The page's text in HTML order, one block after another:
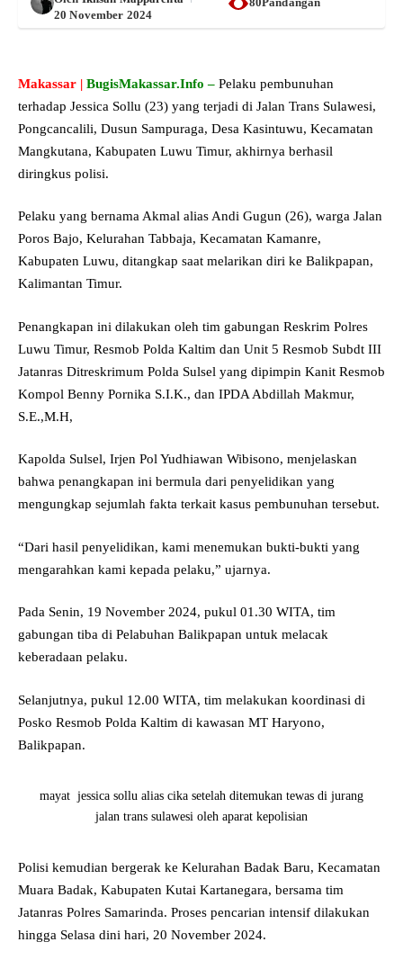
80Pandangan
20 November 2024
Makassar | BugisMakassar.Info – Pelaku pembunuhan
terhadap Jessica Sollu (23) yang terjadi di Jalan Trans Sulawesi,
Pongcancalili, Dusun Sampuraga, Desa Kasintuwu, Kecamatan
Mangkutana, Kabupaten Luwu Timur, akhirnya berhasil
diringkus polisi.
Pelaku yang bernama Akmal alias Andi Gugun (26), warga Jalan
Poros Bajo, Kelurahan Tabbaja, Kecamatan Kamanre,
Kabupaten Luwu, ditangkap saat melarikan diri ke Balikpapan,
Kalimantan Timur.
Penangkapan ini dilakukan oleh tim gabungan Reskrim Polres
Luwu Timur, Resmob Polda Kaltim dan Unit 5 Resmob Subdt III
Jatanras Ditreskrimum Polda Sulsel yang dipimpin Kanit Resmob
Kompol Benny Pornika S.I.K., dan IPDA Abdillah Makmur,
S.E.,M.H,
Kapolda Sulsel, Irjen Pol Yudhiawan Wibisono, menjelaskan
bahwa penangkapan ini bermula dari penyelidikan yang
mengungkap sejumlah fakta terkait kasus pembunuhan tersebut.
“Dari hasil penyelidikan, kami menemukan bukti-bukti yang
mengarahkan kami kepada pelaku,” ujarnya.
Pada Senin, 19 November 2024, pukul 01.30 WITA, tim
gabungan tiba di Pelabuhan Balikpapan untuk melacak
keberadaan pelaku.
Selanjutnya, pukul 12.00 WITA, tim melakukan koordinasi di
Posko Resmob Polda Kaltim di kawasan MT Haryono,
Balikpapan.
mayat jessica sollu alias cika setelah ditemukan tewas di jurang
jalan trans sulawesi oleh aparat kepolisian
Polisi kemudian bergerak ke Kelurahan Badak Baru, Kecamatan
Muara Badak, Kabupaten Kutai Kartanegara, bersama tim
Jatanras Polres Samarinda. Proses pencarian intensif dilakukan
hingga Selasa dini hari, 20 November 2024.